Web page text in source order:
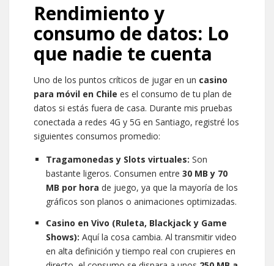
Rendimiento y
consumo de datos: Lo
que nadie te cuenta
Uno de los puntos críticos de jugar en un casino
para móvil en Chile es el consumo de tu plan de
datos si estás fuera de casa. Durante mis pruebas
conectada a redes 4G y 5G en Santiago, registré los
siguientes consumos promedio:
Tragamonedas y Slots virtuales: Son
bastante ligeros. Consumen entre 30 MB y 70
MB por hora de juego, ya que la mayoría de los
gráficos son planos o animaciones optimizadas.
Casino en Vivo (Ruleta, Blackjack y Game
Shows): Aquí la cosa cambia. Al transmitir video
en alta definición y tiempo real con crupieres en